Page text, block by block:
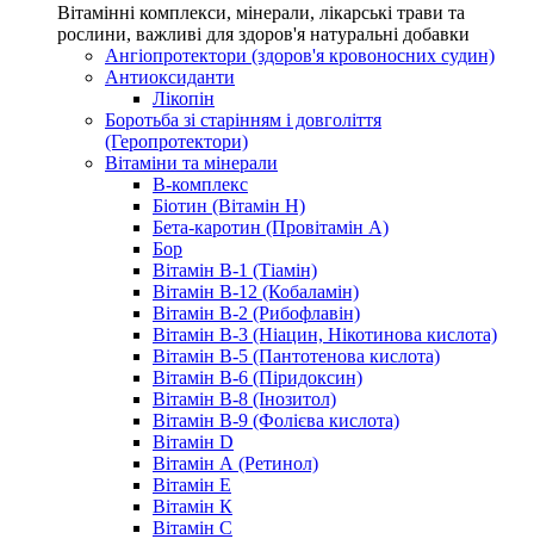
Вітамінні комплекси, мінерали, лікарські трави та
рослини, важливі для здоров'я натуральні добавки
Ангіопротектори (здоров'я кровоносних судин)
Антиоксиданти
Лікопін
Боротьба зі старінням і довголіття
(Геропротектори)
Вітаміни та мінерали
B-комплекс
Біотин (Вітамін H)
Бета-каротин (Провітамін А)
Бор
Вітамін B-1 (Тіамін)
Вітамін B-12 (Кобаламін)
Вітамін B-2 (Рибофлавін)
Вітамін B-3 (Ніацин, Нікотинова кислота)
Вітамін B-5 (Пантотенова кислота)
Вітамін B-6 (Піридоксин)
Вітамін B-8 (Інозитол)
Вітамін B-9 (Фолієва кислота)
Вітамін D
Вітамін А (Ретинол)
Вітамін Е
Вітамін К
Вітамін С